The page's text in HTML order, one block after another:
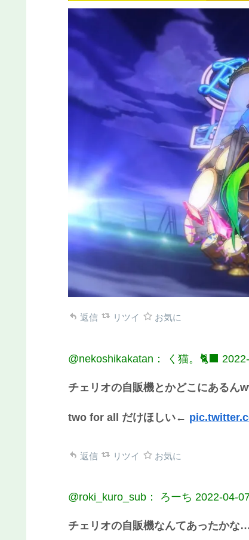
返信 リツイ お気に
@nekoshikakatan： く猫。🐈‍⬛
チェリオの自販機とかどこにあるん
two for all だけほしい←
返信 リツイ お気に
@roki_kuro_sub： ろーち 2022-04-
チェリオの自販機なんてあったかな